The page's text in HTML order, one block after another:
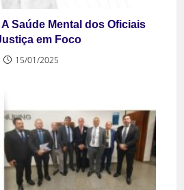
Saúde Mental dos Oficiais
em Foco
15/01/2025